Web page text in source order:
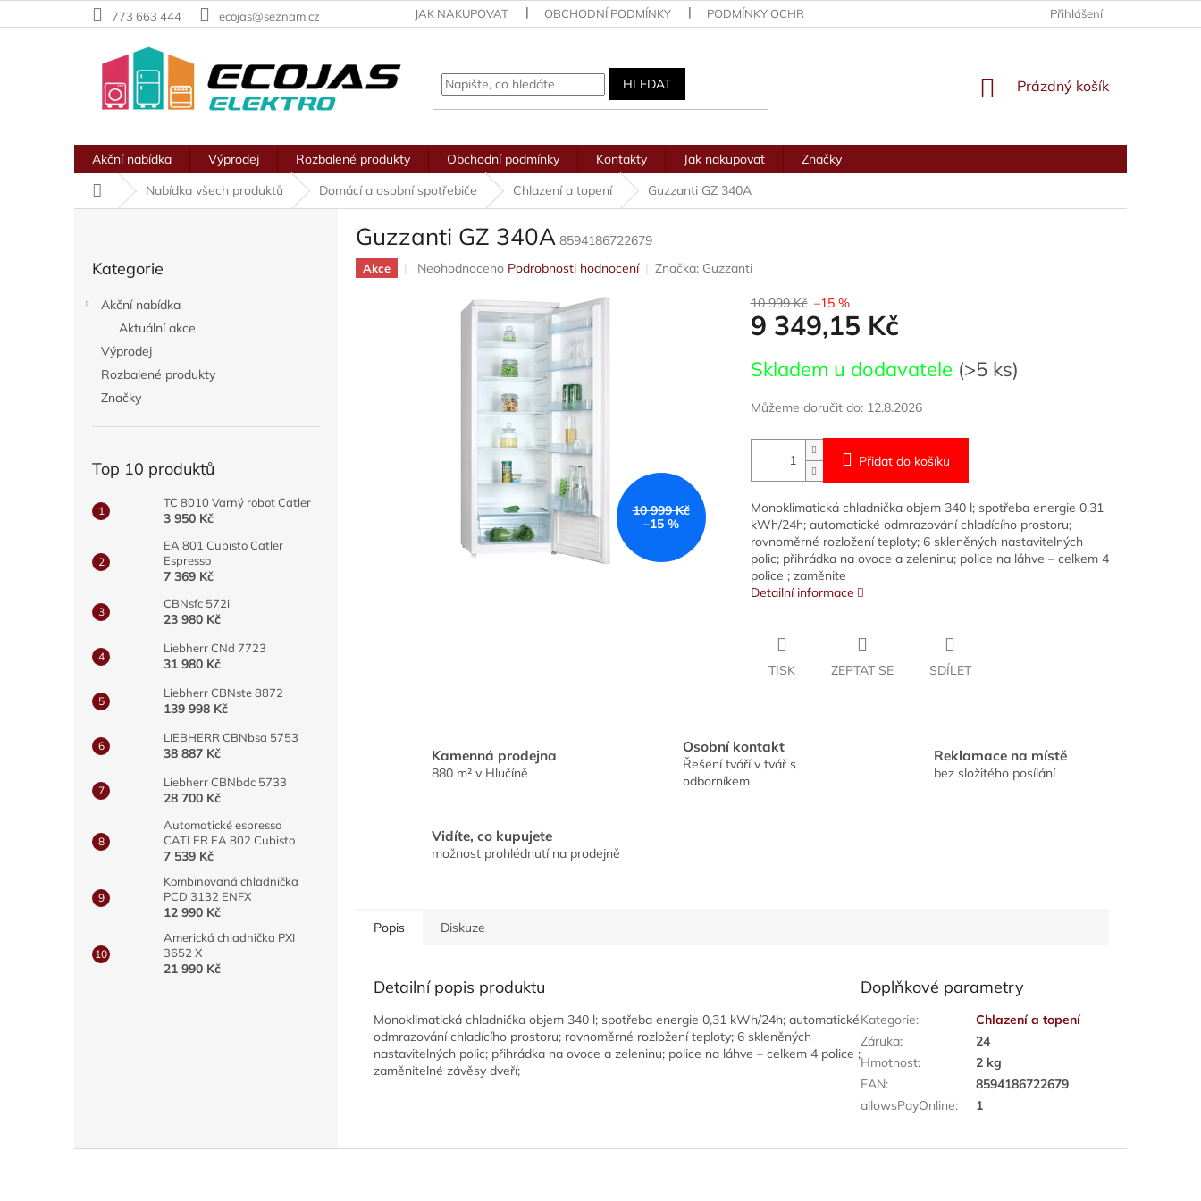
na
773 663 444 ecojas@seznam.cz JAK NAKUPOVAT OBCHODNÍ PODMÍNKY PODMÍNKY OCHRANY OSOBNÍCH ÚDAJŮ Přihlášení
HLEDAT
NÁKUPNÍ
Prázdný košík
Akční nabídka Výprodej Rozbalené produkty Obchodní podmínky Kontakty Jak nakupovat
Značky
Domů
Nabídka všech produktů Domácí a osobní spotřebiče Chlazení a topení Guzzanti GZ 340A
kategorie
Kategorie
Akční nabídka
Aktuální akce
Výprodej
Rozbalené produkty
Značky
Top 10 produktů
TC 8010 Varný robot Catler
3 950 Kč
EA 801 Cubisto Catler
Espresso
7 369 Kč
CBNsfc 572i
23 980 Kč
Liebherr CNd 7723
31 980 Kč
Liebherr CBNste 8872
139 998 Kč
LIEBHERR CBNbsa 5753
38 887 Kč
Liebherr CBNbdc 5733
28 700 Kč
Automatické espresso
CATLER EA 802 Cubisto
7 539 Kč
Kombinovaná chladnička
PCD 3132 ENFX
12 990 Kč
Americká chladnička PXI
3652 X
21 990 Kč
Guzzanti GZ 340A 8594186722679
Akce
Průměrné
Neohodnoceno Podrobnosti hodnocení Značka: Guzzanti
10 999 Kč
–15 %
10 999 Kč –15 %
9 349,15 Kč
cena:
Skladem u dodavatele (>5 ks)
Můžeme doručit do: 12.8.2026
Přidat do košíku
Monoklimatická chladnička objem 340 l; spotřeba energie 0,31
kWh/24h; automatické odmrazování chladícího prostoru;
rovnoměrné rozložení teploty; 6 skleněných nastavitelných
polic; přihrádka na ovoce a zeleninu; police na láhve – celkem 4
police ; zaměnite
Detailní informace
TISK ZEPTAT SE SDÍLET
Kamenná prodejna
880 m² v Hlučíně
Osobní kontakt
Řešení tváří v tvář s
odborníkem
Reklamace na místě
bez složitého posílání
Vidíte, co kupujete
možnost prohlédnutí na prodejně
Popis Diskuze
Detailní popis produktu
Monoklimatická chladnička objem 340 l; spotřeba energie 0,31 kWh/24h; automatické
odmrazování chladícího prostoru; rovnoměrné rozložení teploty; 6 skleněných
nastavitelných polic; přihrádka na ovoce a zeleninu; police na láhve – celkem 4 police ;
zaměnitelné závěsy dveří;
Doplňkové parametry
Kategorie:
Chlazení a topení
Záruka:
24
Hmotnost:
2 kg
EAN:
8594186722679
allowsPayOnline: 1